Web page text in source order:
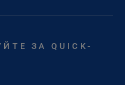
ЗА QUICK-